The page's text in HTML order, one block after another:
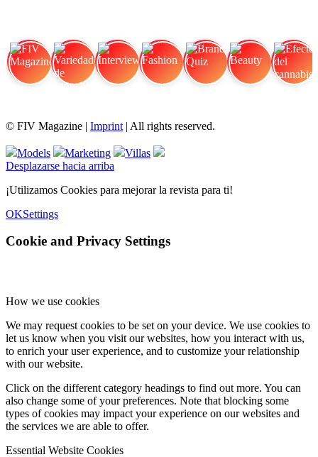
© FIV Magazine | Imprint | All rights reserved.
Models Marketing
Villas
Desplazarse hacia arriba
¡Utilizamos Cookies para mejorar la revista para ti!
OKSettings
Cookie and Privacy Settings
How we use cookies
We may request cookies to be set on your device. We use cookies to
let us know when you visit our websites, how you interact with us,
to enrich your user experience, and to customize your relationship
with our website.
Click on the different category headings to find out more. You can
also change some of your preferences. Note that blocking some
types of cookies may impact your experience on our websites and
the services we are able to offer.
Essential Website Cookies